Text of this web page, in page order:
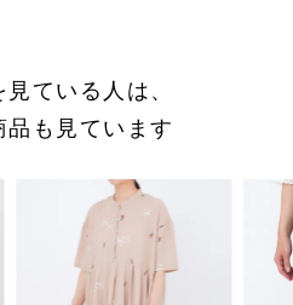
ている人は、
品も見ています